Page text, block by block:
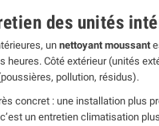
des unités
un nettoyant moussant
heures. Côté extérieur (unités
pollution, résidus).
concret : une installation plus
un entretien climatisation